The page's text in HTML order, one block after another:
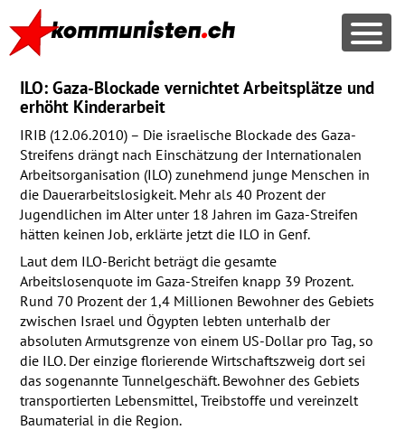
ILO: Gaza-Blockade vernichtet Arbeitsplätze und
erhöht Kinderarbeit
IRIB(12.06.2010) – Die israelische Blockade des Gaza-
Streifens drängt nach Einschätzung der Internationalen
Arbeitsorganisation (ILO) zunehmend junge Menschen in
die Dauerarbeitslosigkeit. Mehr als 40 Prozent der
Jugendlichen im Alter unter 18 Jahren im Gaza-Streifen
hätten keinen Job, erklärte jetzt die ILO in Genf.
Laut dem ILO-Bericht beträgt die gesamte
Arbeitslosenquote im Gaza-Streifen knapp 39 Prozent.
Rund 70 Prozent der 1,4 Millionen Bewohner des Gebiets
zwischen Israel und Ögypten lebten unterhalb der
absoluten Armutsgrenze von einem US-Dollar pro Tag, so
die ILO. Der einzige florierende Wirtschaftszweig dort sei
das sogenannte Tunnelgeschäft. Bewohner des Gebiets
transportierten Lebensmittel, Treibstoffe und vereinzelt
Baumaterial in die Region.